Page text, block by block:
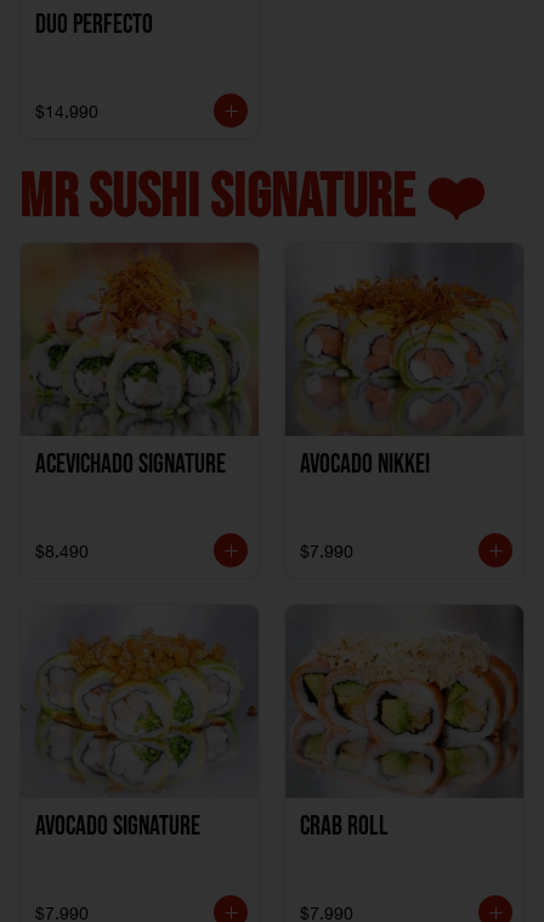
Duo perfecto
$14.990
MR SUSHI SIGNATURE ❤️
ACEVICHADO SIGNATURE
$8.490
AVOCADO NIKKEI
$7.990
AVOCADO SIGNATURE
$7.990
CRAB ROLL
$7.990